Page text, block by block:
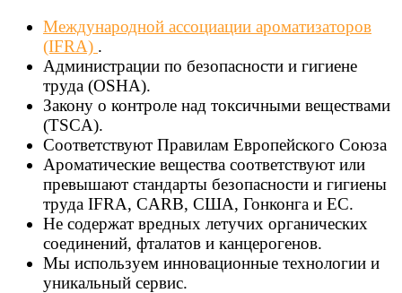
Международной ассоциации ароматизаторов
(IFRA) .
Администрации по безопасности и гигиене
труда (OSHA).
Закону о контроле над токсичными веществами
(TSCA).
Соответствуют Правилам Европейского Союза
Ароматические вещества соответствуют или
превышают стандарты безопасности и гигиены
труда IFRA, CARB, США, Гонконга и ЕС.
Не содержат вредных летучих органических
соединений, фталатов и канцерогенов.
Мы используем инновационные технологии и
уникальный сервис.